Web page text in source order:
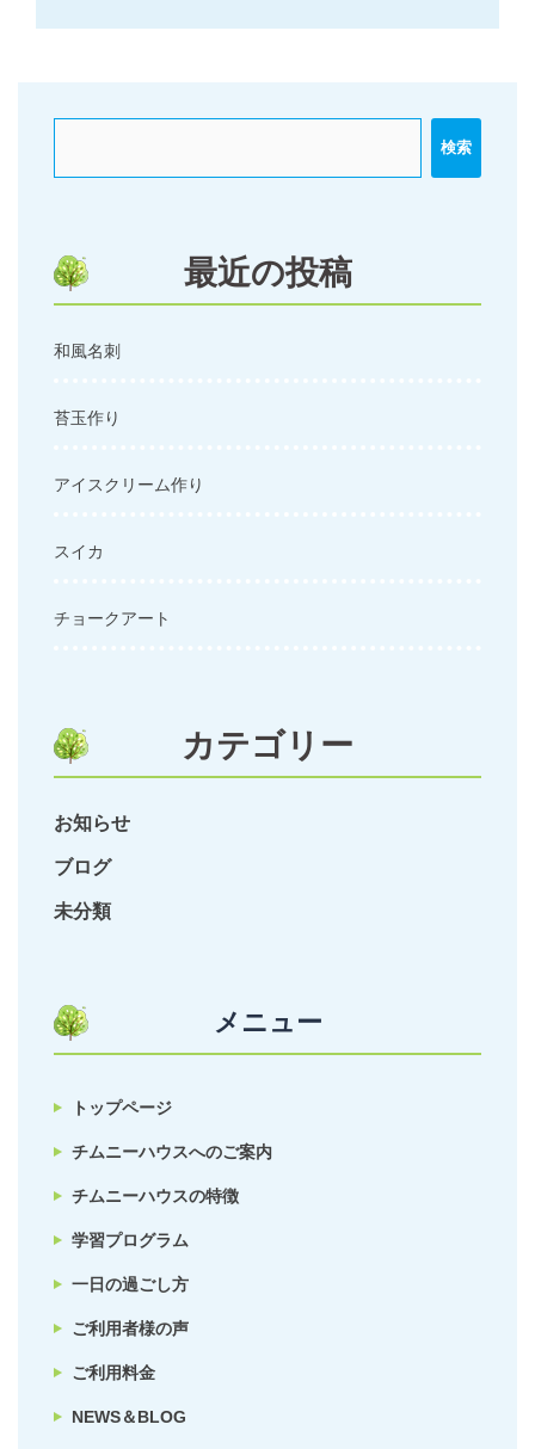
ー
検索
最近の投稿
和風名刺
苔玉作り
アイスクリーム作り
スイカ
チョークアート
カテゴリー
お知らせ
ブログ
未分類
メニュー
トップページ
チムニーハウスへのご案内
チムニーハウスの特徴
学習プログラム
一日の過ごし方
ご利用者様の声
ご利用料金
NEWS＆BLOG